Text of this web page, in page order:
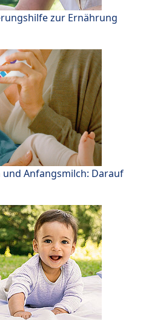
zur Ernährung
Anfangsmilch: Darauf